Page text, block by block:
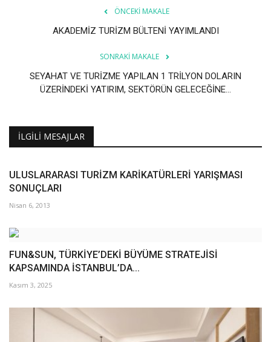
ÖNCEKI MAKALE
AKADEMİZ TURİZM BÜLTENİ YAYIMLANDI
SONRAKI MAKALE
SEYAHAT VE TURİZME YAPILAN 1 TRİLYON DOLARIN
ÜZERİNDEKİ YATIRIM, SEKTÖRÜN GELECEĞİNE...
İLGILI MESAJLAR
ULUSLARARASI TURİZM KARİKATÜRLERİ YARIŞMASI
SONUÇLARI
Nisan 6, 2013
FUN&SUN, TÜRKİYE’DEKİ BÜYÜME STRATEJİSİ
KAPSAMINDA İSTANBUL’DA...
Kasım 3, 2025